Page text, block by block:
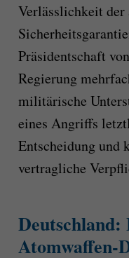
Verlässlichkeit der
Präsidentschaft
Regierung
militärische
eines Angriffs
Entscheidung und
vertragliche
Deutschland:
Atomwaffen-